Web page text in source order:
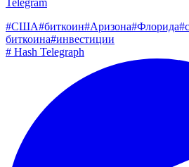
Telegram
#США#биткоин#Аризона#Флорида#
биткоина#инвестиции
# Hash Telegraph